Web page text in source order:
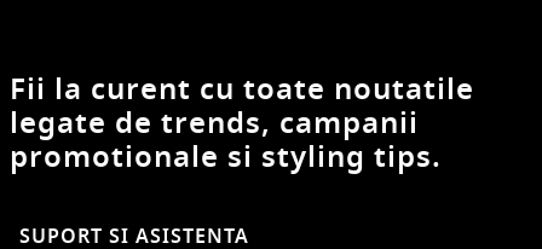
Fii la curent cu toate noutatile
legate de trends, campanii
promotionale si styling tips.
SUPORT SI ASISTENTA